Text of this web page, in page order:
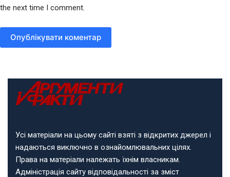
the next time I comment.
Опублікувати коментар
Усі матеріали на цьому сайті взяті з відкритих джерел і
надаються виключно в ознайомлювальних цілях.
Права на матеріали належать їхнім власникам.
Адміністрація сайту відповідальності за зміст